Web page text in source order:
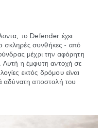
το Defender έχει
σκληρές συνθήκες - από
μέχρι την αφόρητη
Αυτή η έμφυτη αντοχή σε
εκτός δρόμου είναι
αδύνατη αποστολή του